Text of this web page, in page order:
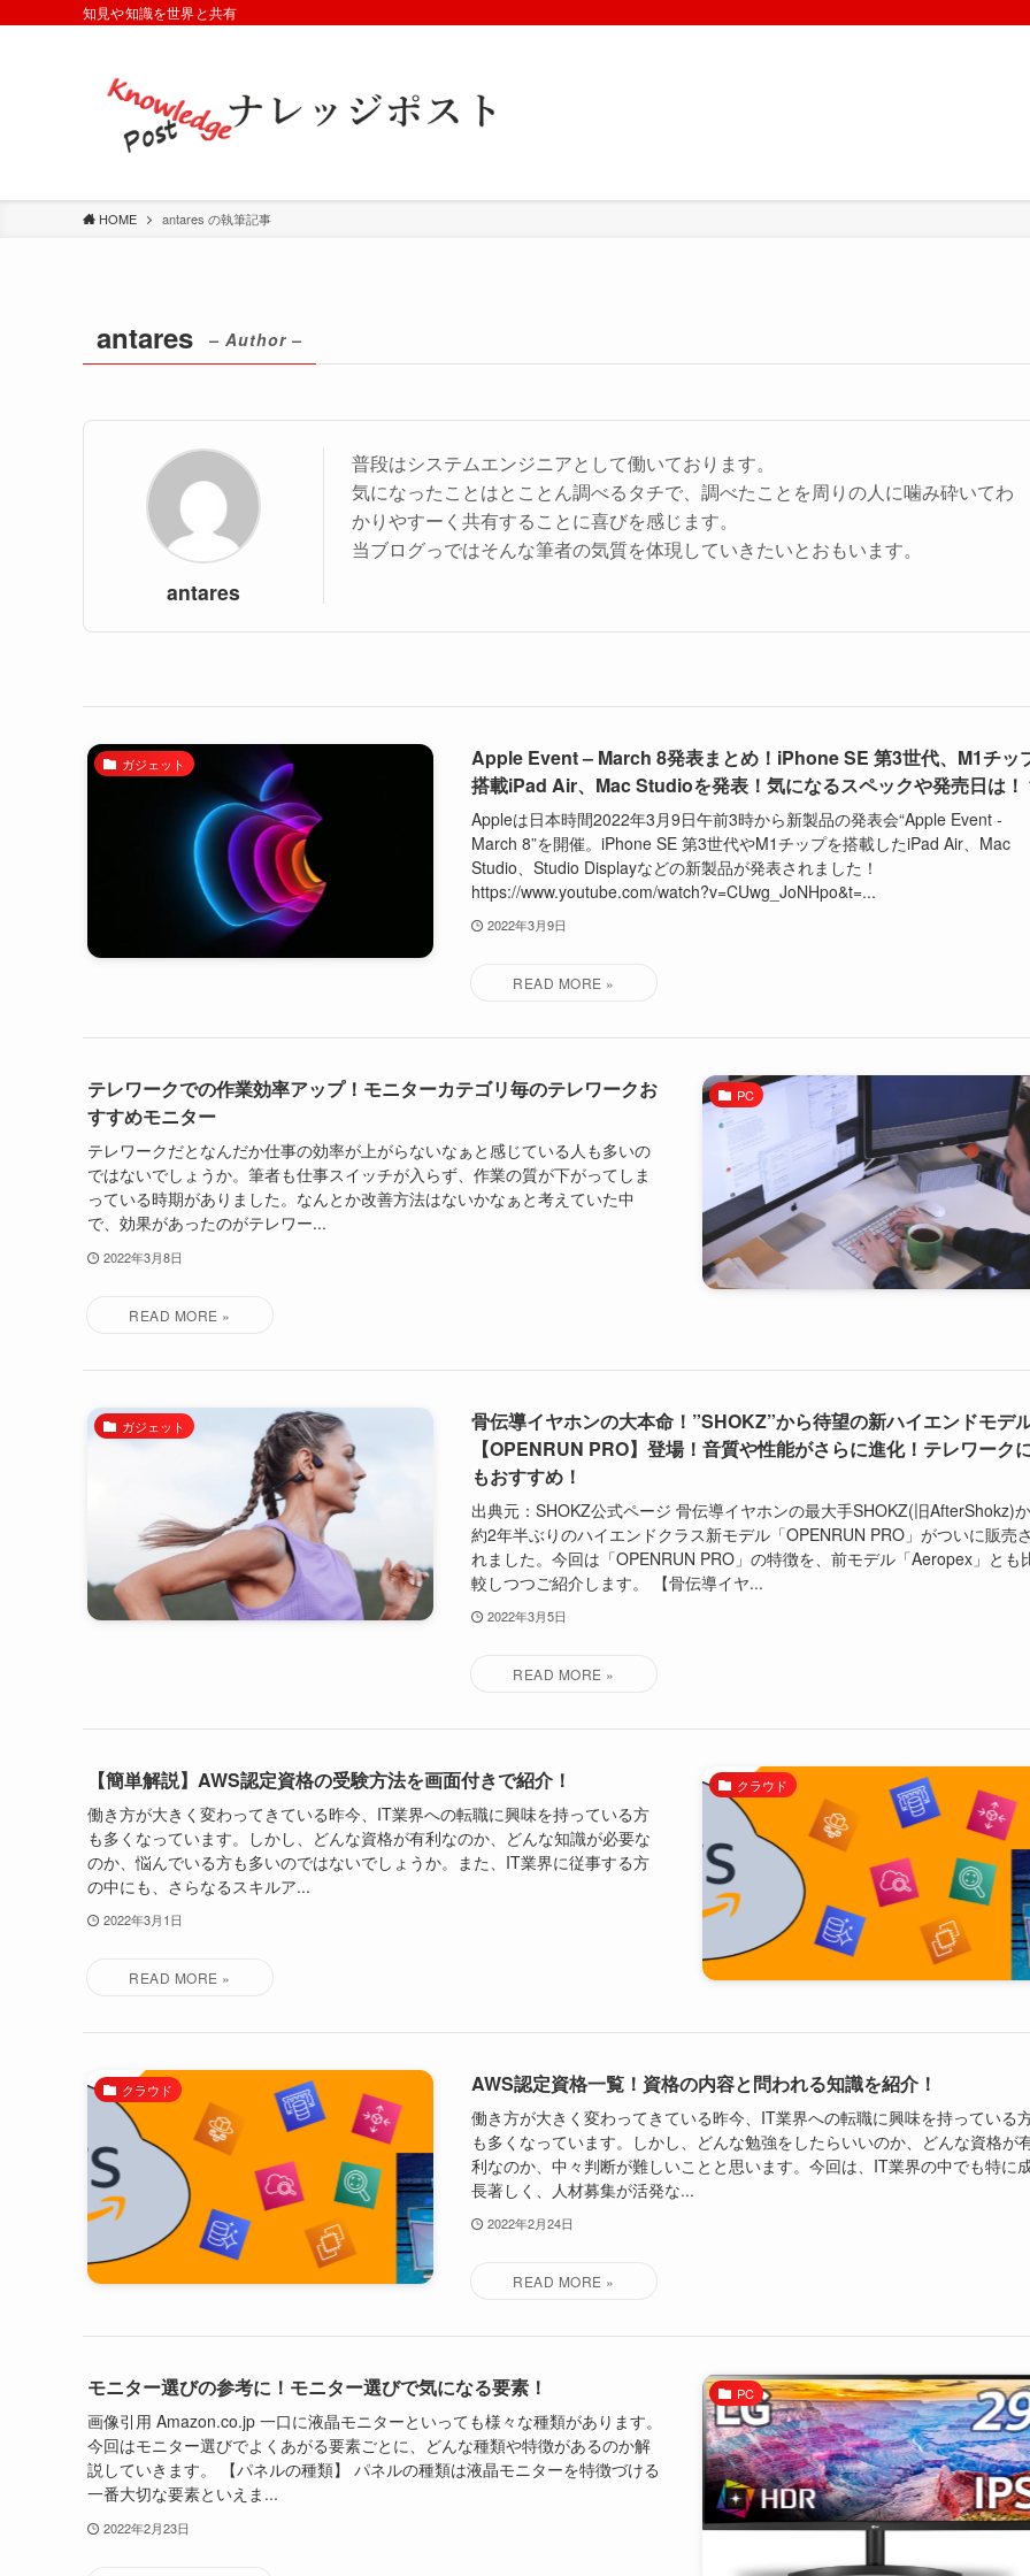
知見や知識を世界と共有
HOME antares の執筆記事
antares – Author –
antares
普段はシステムエンジニアとして働いております。
気になったことはとことん調べるタチで、調べたことを周りの人に噛み砕いてわ
かりやすーく共有することに喜びを感じます。
当ブログっではそんな筆者の気質を体現していきたいとおもいます。
ガジェット
Apple Event – March 8発表まとめ！iPhone SE 第3世代、M1チッ
搭載iPad Air、Mac Studioを発表！気になるスペックや発売日は！
Appleは日本時間2022年3月9日午前3時から新製品の発表会“Apple Event -
March 8”を開催。iPhone SE 第3世代やM1チップを搭載したiPad Air、Mac
Studio、Studio Displayなどの新製品が発表されました！
https://www.youtube.com/watch?v=CUwg_JoNHpo&t=...
2022年3月9日
PC
テレワークでの作業効率アップ！モニターカテゴリ毎のテレワークお
すすめモニター
テレワークだとなんだか仕事の効率が上がらないなぁと感じている人も多いの
ではないでしょうか。筆者も仕事スイッチが入らず、作業の質が下がってしま
っている時期がありました。なんとか改善方法はないかなぁと考えていた中
で、効果があったのがテレワー...
2022年3月8日
ガジェット
骨伝導イヤホンの大本命！”SHOKZ”から待望の新ハイエンドモデ
【OPENRUN PRO】登場！音質や性能がさらに進化！テレワーク
もおすすめ！
出典元：SHOKZ公式ページ 骨伝導イヤホンの最大手SHOKZ(旧AfterShokz)
約2年半ぶりのハイエンドクラス新モデル「OPENRUN PRO」がついに販売
れました。今回は「OPENRUN PRO」の特徴を、前モデル「Aeropex」とも
較しつつご紹介します。 【骨伝導イヤ...
2022年3月5日
クラウド
【簡単解説】AWS認定資格の受験方法を画面付きで紹介！
働き方が大きく変わってきている昨今、IT業界への転職に興味を持っている方
も多くなっています。しかし、どんな資格が有利なのか、どんな知識が必要な
のか、悩んでいる方も多いのではないでしょうか。また、IT業界に従事する方
の中にも、さらなるスキルア...
2022年3月1日
クラウド AWS認定資格一覧！資格の内容と問われる知識を紹介！
働き方が大きく変わってきている昨今、IT業界への転職に興味を持っている
も多くなっています。しかし、どんな勉強をしたらいいのか、どんな資格が
利なのか、中々判断が難しいことと思います。今回は、IT業界の中でも特に
長著しく、人材募集が活発な...
2022年2月24日
PC
モニター選びの参考に！モニター選びで気になる要素！
画像引用 Amazon.co.jp 一口に液晶モニターといっても様々な種類があります。
今回はモニター選びでよくあがる要素ごとに、どんな種類や特徴があるのか解
説していきます。 【パネルの種類】 パネルの種類は液晶モニターを特徴づける
一番大切な要素といえま...
2022年2月23日